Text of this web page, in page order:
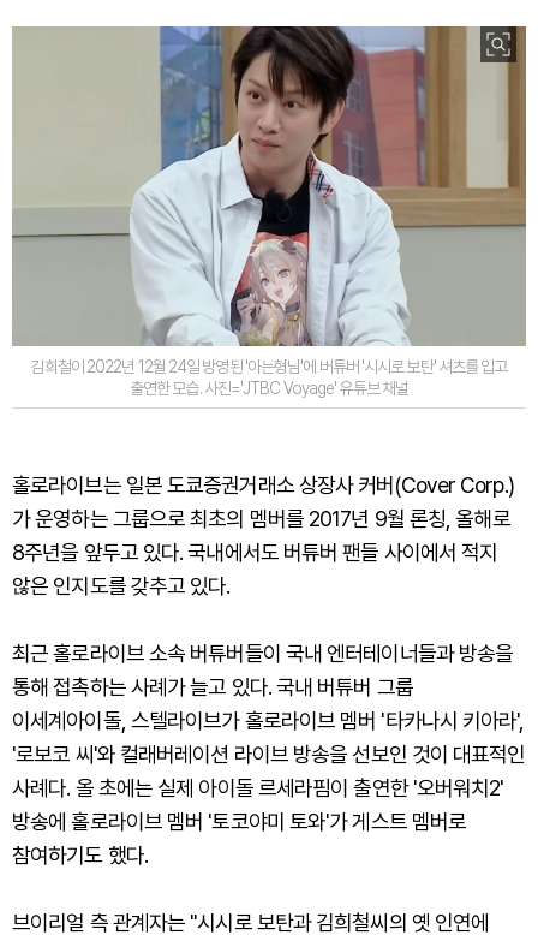
김희철이 2022년 12월 24일 방영된 '아는형님'에 버튜버 '시시로 보탄' 셔츠를 입고
출연한 모습. 사진='JTBC Voyage' 유튜브 채널
홀로라이브는 일본 도쿄증권거래소 상장사 커버(Cover Corp.)
가 운영하는 그룹으로 최초의 멤버를 2017년 9월 론칭, 올해로
8주년을 앞두고 있다. 국내에서도 버튜버 팬들 사이에서 적지
않은 인지도를 갖추고 있다.
최근 홀로라이브 소속 버튜버들이 국내 엔터테이너들과 방송을
통해 접촉하는 사례가 늘고 있다. 국내 버튜버 그룹
이세계아이돌, 스텔라이브가 홀로라이브 멤버 '타카나시 키아라',
'로보코 씨'와 컬래버레이션 라이브 방송을 선보인 것이 대표적인
사례다. 올 초에는 실제 아이돌 르세라핌이 출연한 '오버워치2'
방송에 홀로라이브 멤버 '토코야미 토와'가 게스트 멤버로
참여하기도 했다.
브이리얼 측 관계자는 "시시로 보탄과 김희철씨의 옛 인연에